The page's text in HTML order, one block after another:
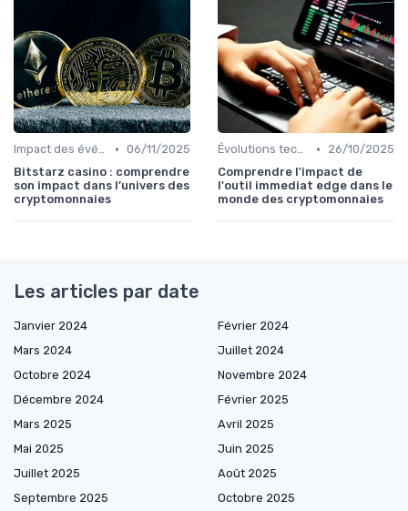
Impact des événements mondiaux • 06/11/2025
Bitstarz casino : comprendre
son impact dans l’univers des
cryptomonnaies
Évolutions technologiques (DeFi, NFTs, etc.) •
26/10/2025
Comprendre l'impact de
l'outil immediat edge dans le
monde des cryptomonnaies
Les articles par date
Janvier 2024
Février 2024
Mars 2024
Juillet 2024
Octobre 2024
Novembre 2024
Décembre 2024
Février 2025
Mars 2025
Avril 2025
Mai 2025
Juin 2025
Juillet 2025
Août 2025
Septembre 2025
Octobre 2025